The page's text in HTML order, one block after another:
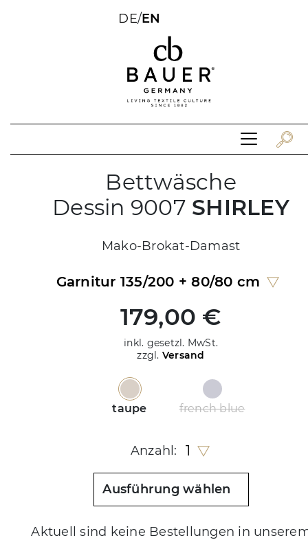
DE/EN
Bettwäsche
Dessin 9007 SHIRLEY
Mako-Brokat-Damast
Garnitur 135/200 + 80/80 cm
179,00 €
inkl. gesetzl. MwSt.
zzgl. Versand
taupe french blue
Anzahl: 1
Ausführung wählen
Aktuell sind keine Bestellungen in